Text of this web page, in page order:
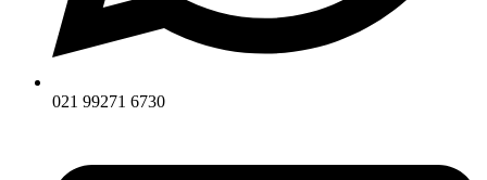
021 99271 6730